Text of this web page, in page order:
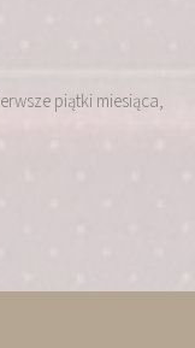
piątki miesiąca,